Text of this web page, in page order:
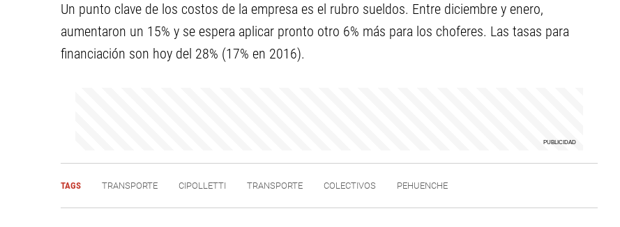
Un punto clave de los costos de la empresa es el rubro sueldos. Entre diciembre y enero,
aumentaron un 15% y se espera aplicar pronto otro 6% más para los choferes. Las tasas para
financiación son hoy del 28% (17% en 2016).
TAGS TRANSPORTE CIPOLLETTI TRANSPORTE COLECTIVOS PEHUENCHE